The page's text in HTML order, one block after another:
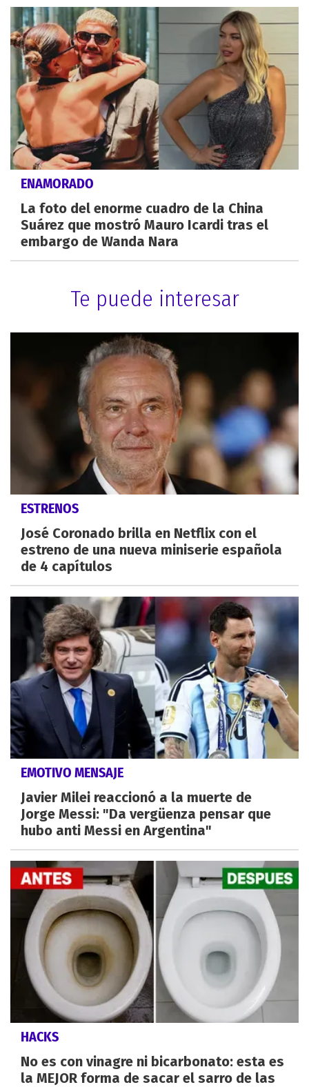
ENAMORADO
La foto del enorme cuadro de la China
Suárez que mostró Mauro Icardi tras el
embargo de Wanda Nara
Te puede interesar
ESTRENOS
José Coronado brilla en Netflix con el
estreno de una nueva miniserie española
de 4 capítulos
EMOTIVO MENSAJE
Javier Milei reaccionó a la muerte de
Jorge Messi: "Da vergüenza pensar que
hubo anti Messi en Argentina"
HACKS
No es con vinagre ni bicarbonato: esta es
la MEJOR forma de sacar el sarro de las